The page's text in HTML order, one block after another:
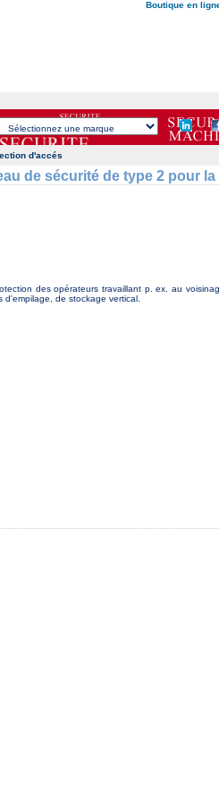
Boutique en
d'accés
de sécurité de type 2 pour
des opérateurs travaillant p. ex. au
de stockage vertical.